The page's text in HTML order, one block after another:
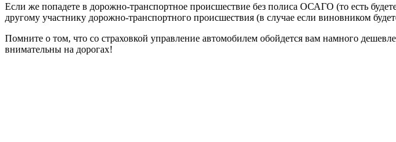
Если же попадете в дорожно-транспортное происшествие без полиса ОСАГО (то есть
другому участнику дорожно-транспортного происшествия (в случае если виновником
Помните о том, что со страховкой управление автомобилем обойдется вам намного
внимательны на дорогах!